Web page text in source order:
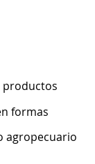
productos
formas
agropecuario